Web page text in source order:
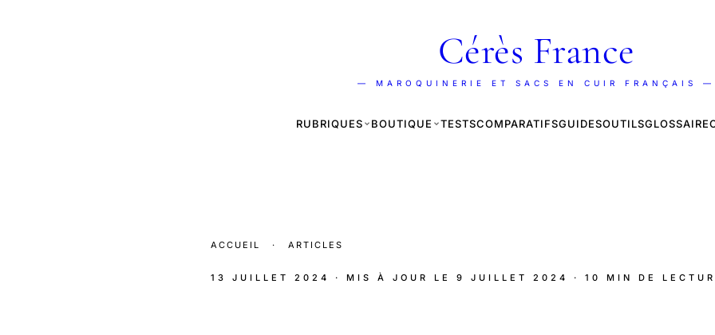
Cérès France
— MAROQUINERIE ET SACS EN CUIR FRANÇAIS —
RUBRIQUES BOUTIQUE TESTSCOMPARATIFSGUIDESOUTILSGLOSSAIRE
ACCUEIL · ARTICLES
13 JUILLET 2024 · MIS À JOUR LE 9 JUILLET 2024 · 10 MIN DE